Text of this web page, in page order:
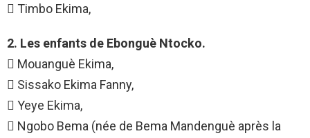
 Timbo Ekima,
2. Les enfants de Ebonguè Ntocko.
 Mouanguè Ekima,
 Sissako Ekima Fanny,
 Yeye Ekima,
 Ngobo Bema (née de Bema Mandenguè après la